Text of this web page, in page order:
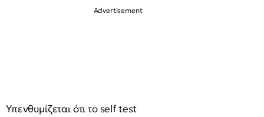
Υπενθυμίζεται ότι το self test